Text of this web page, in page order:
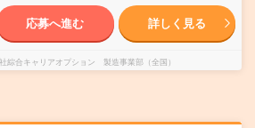
応募へ進む 詳しく見る
綜合キャリアオプション 製造事業部（全国）